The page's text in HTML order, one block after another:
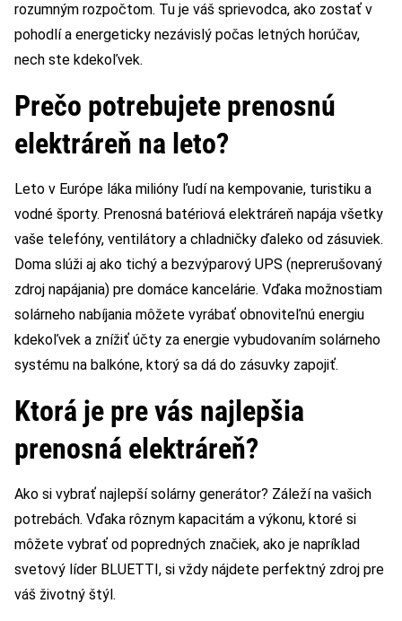
rozumným rozpočtom. Tu je váš sprievodca, ako zostať v
pohodlí a energeticky nezávislý počas letných horúčav,
nech ste kdekoľvek.
Prečo potrebujete prenosnú
elektráreň na leto?
Leto v Európe láka milióny ľudí na kempovanie, turistiku a
vodné športy. Prenosná batériová elektráreň napája všetky
vaše telefóny, ventilátory a chladničky ďaleko od zásuviek.
Doma slúži aj ako tichý a bezvýparový UPS (neprerušovaný
zdroj napájania) pre domáce kancelárie. Vďaka možnostiam
solárneho nabíjania môžete vyrábať obnoviteľnú energiu
kdekoľvek a znížiť účty za energie vybudovaním solárneho
systému na balkóne, ktorý sa dá do zásuvky zapojiť.
Ktorá je pre vás najlepšia
prenosná elektráreň?
Ako si vybrať najlepší solárny generátor? Záleží na vašich
potrebách. Vďaka rôznym kapacitám a výkonu, ktoré si
môžete vybrať od popredných značiek, ako je napríklad
svetový líder BLUETTI, si vždy nájdete perfektný zdroj pre
váš životný štýl.